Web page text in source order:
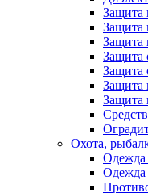
Защита
Защита
Защита
Защита
Защита
Защита
Защита
Охота,
Одежда
Одежда